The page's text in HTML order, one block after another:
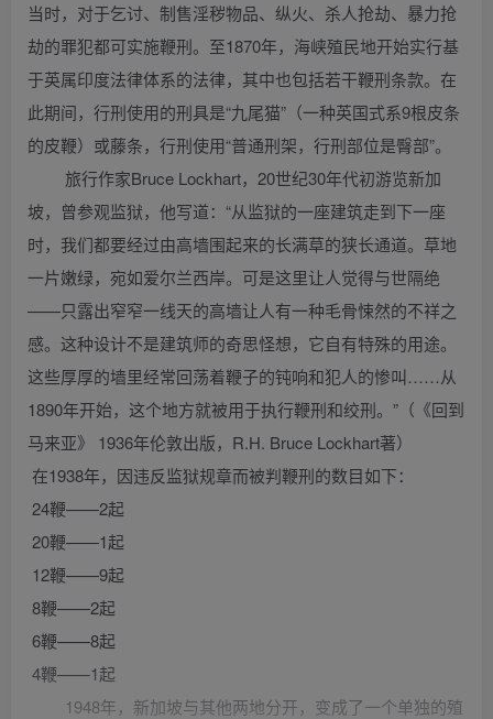
当时，对于乞讨、制售淫秽物品、纵火、杀人抢劫、暴力抢
劫的罪犯都可实施鞭刑。至1870年，海峡殖民地开始实行基
于英属印度法律体系的法律，其中也包括若干鞭刑条款。在
此期间，行刑使用的刑具是“九尾猫”（一种英国式系9根皮条
的皮鞭）或藤条，行刑使用“普通刑架，行刑部位是臀部”。
旅行作家Bruce Lockhart，20世纪30年代初游览新加
坡，曾参观监狱，他写道：“从监狱的一座建筑走到下一座
时，我们都要经过由高墙围起来的长满草的狭长通道。草地
一片嫩绿，宛如爱尔兰西岸。可是这里让人觉得与世隔绝
——只露出窄窄一线天的高墙让人有一种毛骨悚然的不祥之
感。这种设计不是建筑师的奇思怪想，它自有特殊的用途。
这些厚厚的墙里经常回荡着鞭子的钝响和犯人的惨叫……从
1890年开始，这个地方就被用于执行鞭刑和绞刑。”（《回到
马来亚》 1936年伦敦出版，R.H. Bruce Lockhart著）
在1938年，因违反监狱规章而被判鞭刑的数目如下：
24鞭——2起
20鞭——1起
12鞭——9起
8鞭——2起
6鞭——8起
4鞭——1起
1948年，新加坡与其他两地分开，变成了一个单独的殖